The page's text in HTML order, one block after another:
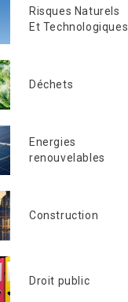
Risques Naturels
Et Technologiques
Déchets
Energies
renouvelables
Construction
Droit public